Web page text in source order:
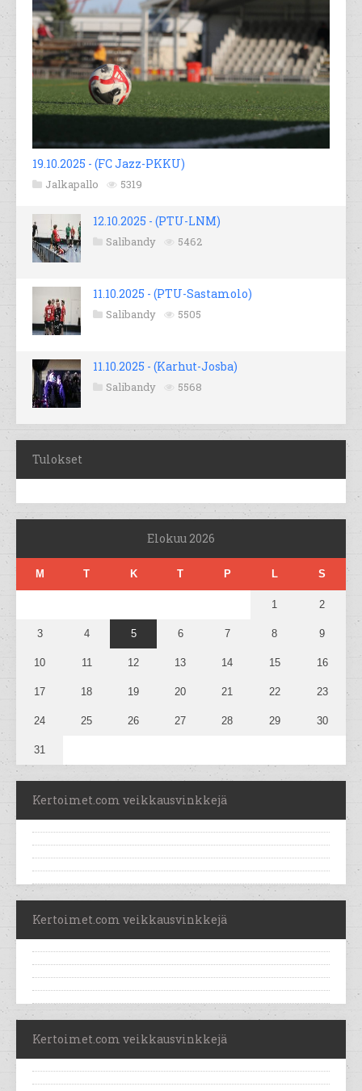
19.10.2025 - (FC Jazz-PKKU)
Jalkapallo 5319
12.10.2025 - (PTU-LNM)
Salibandy 5462
11.10.2025 - (PTU-Sastamolo)
Salibandy 5505
11.10.2025 - (Karhut-Josba)
Salibandy 5568
Tulokset
Elokuu 2026
M T K T P L S
1 2
3 4 5 6 7 8 9
10 11 12 13 14 15 16
17 18 19 20 21 22 23
24 25 26 27 28 29 30
31
Kertoimet.com veikkausvinkkejä
Kertoimet.com veikkausvinkkejä
Kertoimet.com veikkausvinkkejä